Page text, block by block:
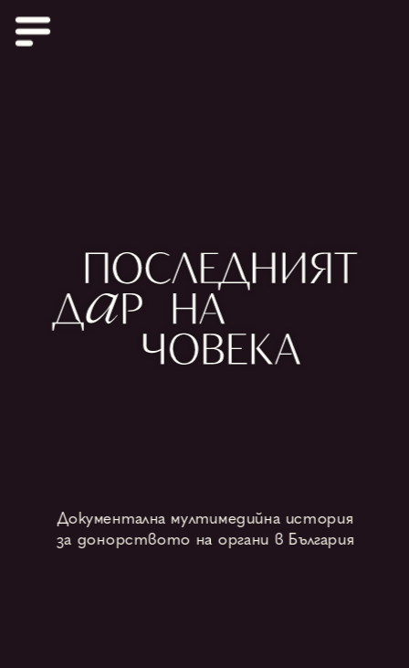
Документална мултимедийна история
за донорството на органи в България